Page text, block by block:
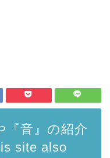
『音』の紹介
site also